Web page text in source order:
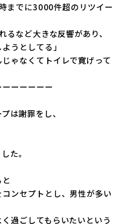
までに3000件超のリツイー
など大きな反響があり、
うとしてる」
ゃなくてトイレで寛げって
ーーーーー
は謝罪をし、
た。
ンセプトとし、 男性が多い
過ごしてもらいたいという